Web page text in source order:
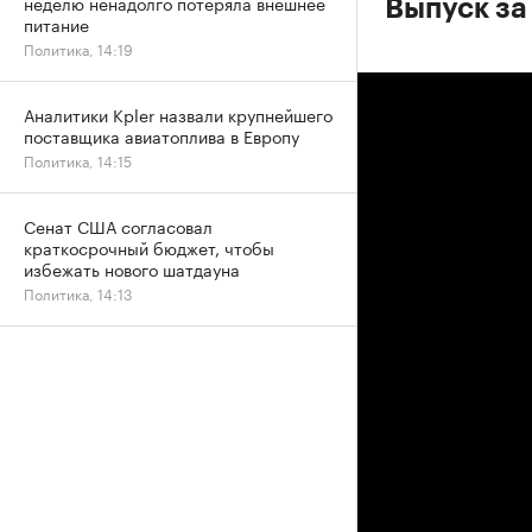
Выпуск
питание
Политика, 14:19
Аналитики Kpler назвали крупнейшего
поставщика авиатоплива в Европу
Политика, 14:15
Сенат США согласовал
краткосрочный бюджет, чтобы
избежать нового шатдауна
Политика, 14:13